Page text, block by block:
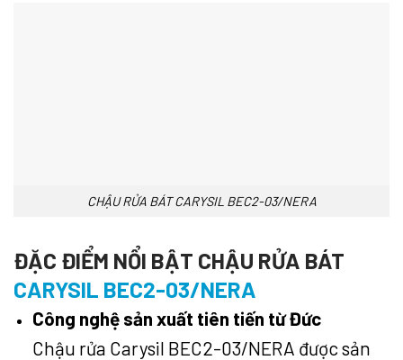
CHẬU RỬA BÁT CARYSIL BEC2-03/NERA
ĐẶC ĐIỂM NỔI BẬT CHẬU RỬA BÁT
CARYSIL BEC2-03/NERA
Công nghệ sản xuất tiên tiến từ Đức
Chậu rửa Carysil BEC2-03/NERA được sản